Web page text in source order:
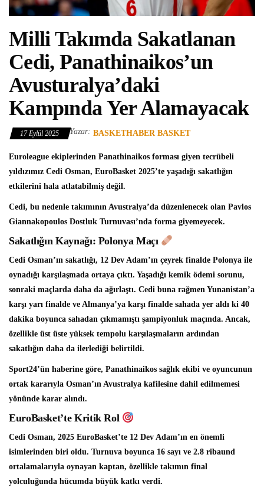
Milli Takımda Sakatlanan
Cedi, Panathinaikos’un
Avusturalya’daki
Kampında Yer Alamayacak
17 Eylül 2025 Yazar: BASKETHABER BASKET
Euroleague ekiplerinden Panathinaikos forması giyen tecrübeli
yıldızımız Cedi Osman, EuroBasket 2025’te yaşadığı sakatlığın
etkilerini hala atlatabilmiş değil.
Cedi, bu nedenle takımının Avustralya’da düzenlenecek olan Pavlos
Giannakopoulos Dostluk Turnuvası’nda forma giyemeyecek.
Sakatlığın Kaynağı: Polonya Maçı
Cedi Osman’ın sakatlığı, 12 Dev Adam’ın çeyrek finalde Polonya ile
oynadığı karşılaşmada ortaya çıktı. Yaşadığı kemik ödemi sorunu,
sonraki maçlarda daha da ağırlaştı. Cedi buna rağmen Yunanistan’a
karşı yarı finalde ve Almanya’ya karşı finalde sahada yer aldı ki 40
dakika boyunca sahadan çıkmamıştı şampiyonluk maçında. Ancak,
özellikle üst üste yüksek tempolu karşılaşmaların ardından
sakatlığın daha da ilerlediği belirtildi.
Sport24’ün haberine göre, Panathinaikos sağlık ekibi ve oyuncunun
ortak kararıyla Osman’ın Avustralya kafilesine dahil edilmemesi
yönünde karar alındı.
EuroBasket’te Kritik Rol
Cedi Osman, 2025 EuroBasket’te 12 Dev Adam’ın en önemli
isimlerinden biri oldu. Turnuva boyunca 16 sayı ve 2.8 ribaund
ortalamalarıyla oynayan kaptan, özellikle takımın final
yolculuğunda hücumda büyük katkı verdi.